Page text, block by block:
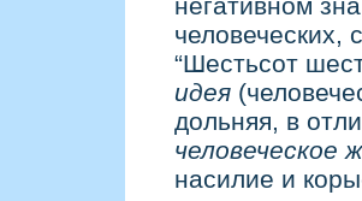
негативном
человеческих,
“Шестьсот
идея
дольняя, в
человеческое
насилие и